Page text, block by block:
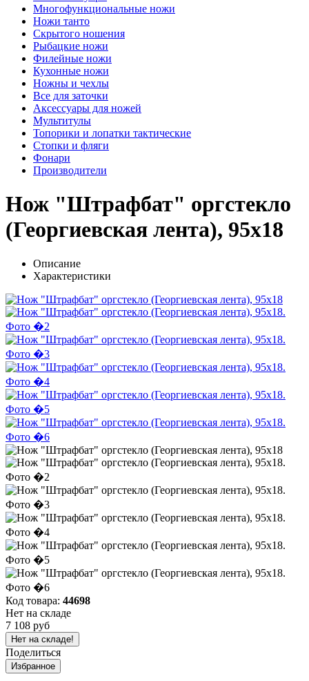
Многофункциональные ножи
Ножи танто
Скрытого ношения
Рыбацкие ножи
Филейные ножи
Кухонные ножи
Ножны и чехлы
Все для заточки
Аксессуары для ножей
Мультитулы
Топорики и лопатки тактические
Стопки и фляги
Фонари
Производители
Нож "Штрафбат" оргстекло
(Георгиевская лента), 95х18
Описание
Характеристики
Код товара: 44698
Нет на складе
7 108 руб
Нет на складе!
Поделиться
Избранное